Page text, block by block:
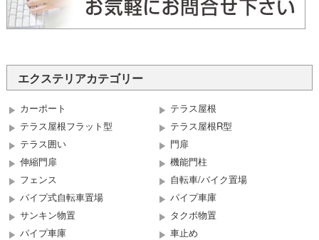
エクステリアカテゴリー
カーポート
テラス屋根
テラス屋根フラット型
テラス屋根R型
テラス囲い
門扉
伸縮門扉
機能門柱
フェンス
自転車/バイク置場
パイプ式自転車置場
パイプ車庫
サンキン物置
タクボ物置
パイプ車庫
車止め